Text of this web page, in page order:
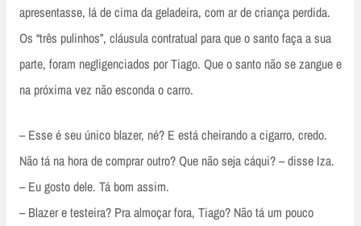
apresentasse, lá de cima da geladeira, com ar de criança perdida.
Os “três pulinhos”, cláusula contratual para que o santo faça a sua
parte, foram negligenciados por Tiago. Que o santo não se zangue e
na próxima vez não esconda o carro.
– Esse é seu único blazer, né? E está cheirando a cigarro, credo.
Não tá na hora de comprar outro? Que não seja cáqui? – disse Iza.
– Eu gosto dele. Tá bom assim.
– Blazer e testeira? Pra almoçar fora, Tiago? Não tá um pouco